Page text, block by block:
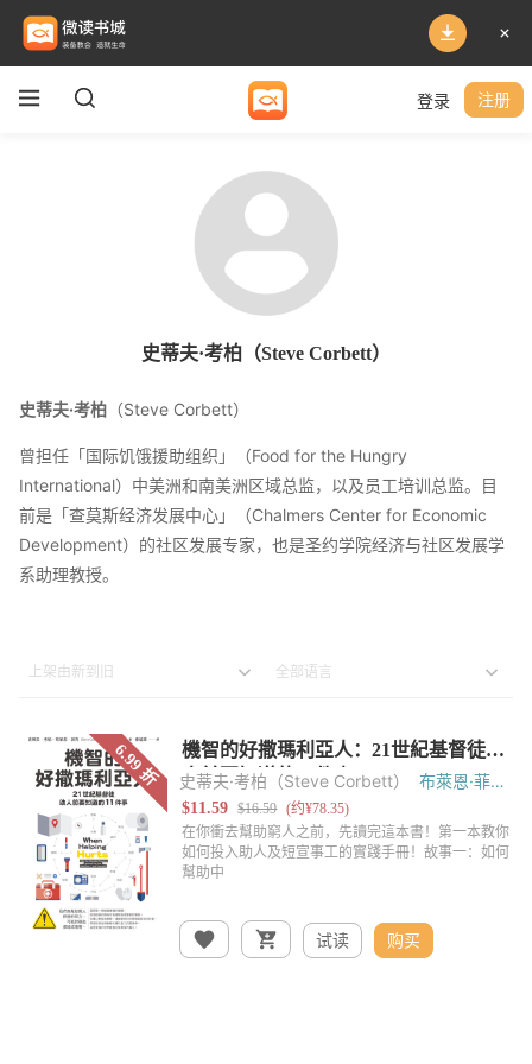
登录 注册
史蒂夫·考柏（Steve Corbett）
史蒂夫·考柏 （Steve Corbett）
曾担任「国际饥饿援助组织」（Food for the Hungry
International）中美洲和南美洲区域总监，以及员工培训总监。目
前是「查莫斯经济发展中心」（Chalmers Center for Economic
Development）的社区发展专家，也是圣约学院经济与社区发展学
系助理教授。
史蒂夫·考柏（Steve Corbett）
布萊恩·菲克
（Brian Fikkert）
试读 购买